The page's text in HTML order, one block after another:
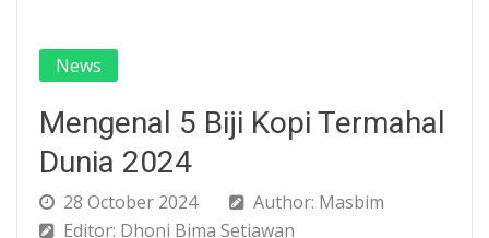
News
Mengenal 5 Biji Kopi Termahal
Dunia 2024
28 October 2024
Author: Masbim
Editor: Dhoni Bima Setiawan